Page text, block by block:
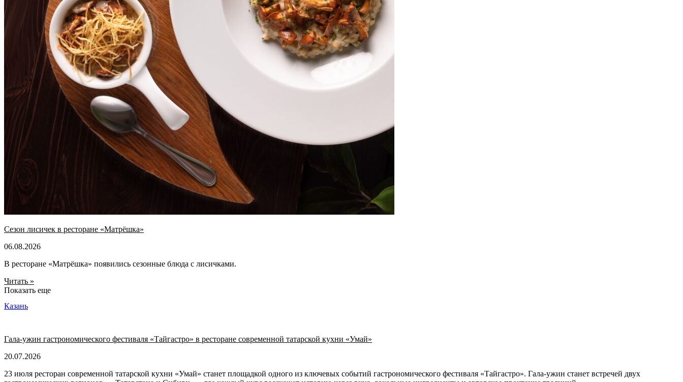
Сезон лисичек в ресторане «Матрёшка»
06.08.2026
В ресторане «Матрёшка» появились сезонные блюда с лисичками.
Читать »
Показать еще
Казань
Гала-ужин гастрономического фестиваля «Тайгастро» в ресторане современной татарской кухни «Умай»
20.07.2026
23 июля ресторан современной татарской кухни «Умай» станет площадкой одного из ключевых событий гастрономического фестиваля «Тайгастро». Гала-ужин станет встречей двух